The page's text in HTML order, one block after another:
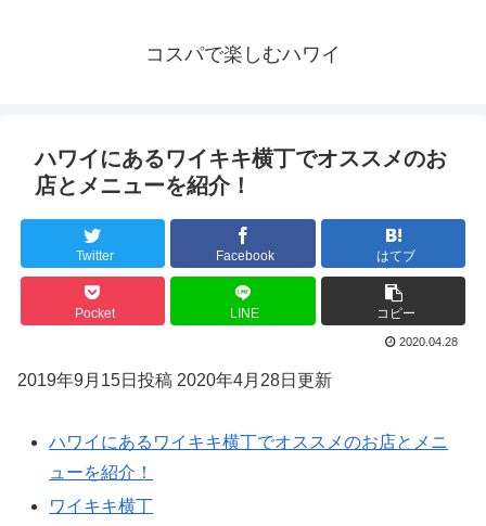
コスパで楽しむハワイ
ハワイにあるワイキキ横丁でオススメのお
店とメニューを紹介！
Twitter Facebook はてブ
Pocket LINE コピー
2020.04.28
2019年9月15日投稿 2020年4月28日更新
ハワイにあるワイキキ横丁でオススメのお店とメニ
ューを紹介！
ワイキキ横丁